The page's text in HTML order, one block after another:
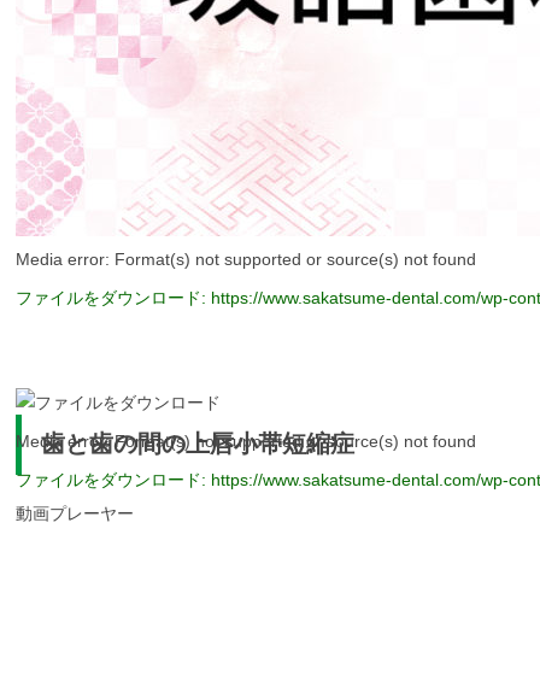
Media error: Format(s) not supported or source(s) not found
ファイルをダウンロード: https://www.sakatsume-dental.com/wp-
00:00
Media error: Format(s) not supported or source(s) not found
ファイルをダウンロード: https://www.sakatsume-dental.com/wp-
歯と歯の間の上唇小帯短縮症
動画プレーヤー